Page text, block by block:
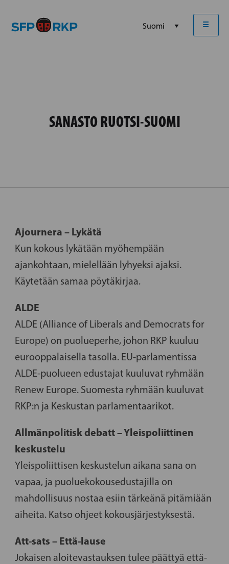
☰
SANASTO RUOTSI-SUOMI
Ajournera – Lykätä
Kun kokous lykätään myöhempään
ajankohtaan, mielellään lyhyeksi ajaksi.
Käytetään samaa pöytäkirjaa.
ALDE
ALDE (Alliance of Liberals and Democrats for
Europe) on puolueperhe, johon RKP kuuluu
eurooppalaisella tasolla. EU-parlamentissa
ALDE-puolueen edustajat kuuluvat ryhmään
Renew Europe. Suomesta ryhmään kuuluvat
RKP:n ja Keskustan parlamentaarikot.
Allmänpolitisk debatt – Yleispoliittinen
keskustelu
Yleispoliittisen keskustelun aikana sana on
vapaa, ja puoluekokousedustajilla on
mahdollisuus nostaa esiin tärkeänä pitämiään
aiheita. Katso ohjeet kokousjärjestyksestä.
Att-sats – Että-lause
Jokaisen aloitevastauksen tulee päättyä että-